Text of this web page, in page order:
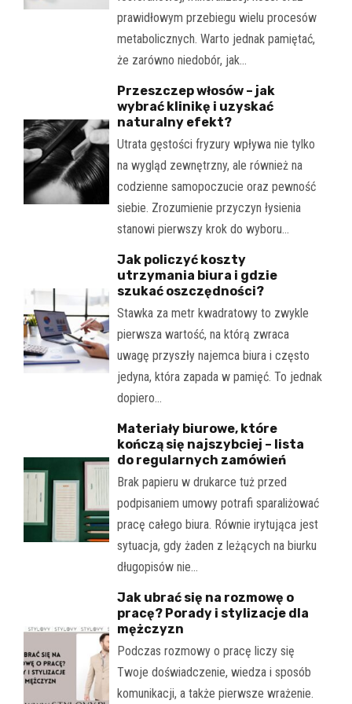
prawidłowym przebiegu wielu procesów
metabolicznych. Warto jednak pamiętać,
że zarówno niedobór, jak…
Przeszczep włosów – jak
wybrać klinikę i uzyskać
naturalny efekt?
Utrata gęstości fryzury wpływa nie tylko
na wygląd zewnętrzny, ale również na
codzienne samopoczucie oraz pewność
siebie. Zrozumienie przyczyn łysienia
stanowi pierwszy krok do wyboru…
Jak policzyć koszty
utrzymania biura i gdzie
szukać oszczędności?
Stawka za metr kwadratowy to zwykle
pierwsza wartość, na którą zwraca
uwagę przyszły najemca biura i często
jedyna, która zapada w pamięć. To jednak
dopiero…
Materiały biurowe, które
kończą się najszybciej – lista
do regularnych zamówień
Brak papieru w drukarce tuż przed
podpisaniem umowy potrafi sparaliżować
pracę całego biura. Równie irytująca jest
sytuacja, gdy żaden z leżących na biurku
długopisów nie…
Jak ubrać się na rozmowę o
pracę? Porady i stylizacje dla
mężczyzn
Podczas rozmowy o pracę liczy się
Twoje doświadczenie, wiedza i sposób
komunikacji, a także pierwsze wrażenie.